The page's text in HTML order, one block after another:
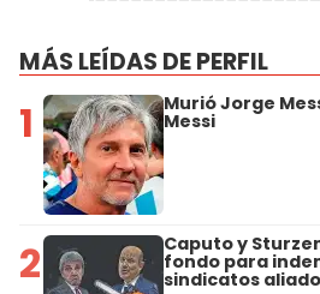
MÁS LEÍDAS DE PERFIL
1 Murió Jorge
Messi
2 Caputo y
fondo para
sindicatos